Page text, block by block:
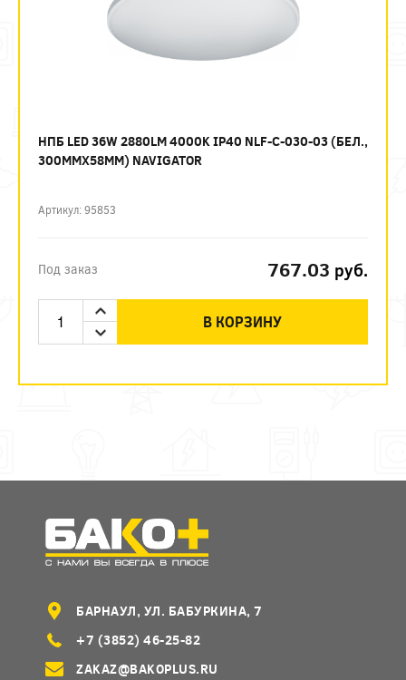
НПБ LED 36W 2880LM 4000K IP40 NLF-C-030-03 (БЕЛ.,
300ММХ58ММ) NAVIGATOR
Артикул: 95853
Под заказ 767.03 руб.
В КОРЗИНУ
БАРНАУЛ, УЛ. БАБУРКИНА, 7
+7 (3852) 46-25-82
ZAKAZ@BAKOPLUS.RU